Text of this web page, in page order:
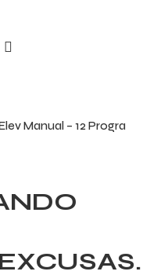
Manual – 12 Progra